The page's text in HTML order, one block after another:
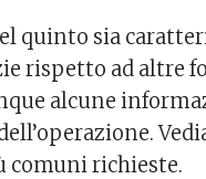
quinto sia
rispetto ad altre
alcune
comuni richieste.